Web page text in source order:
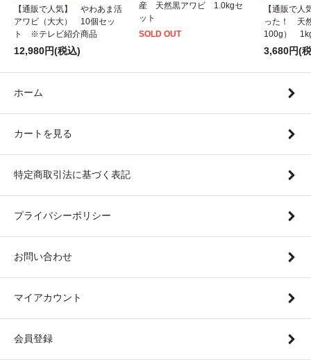
【通販で人気】 やわあま活
アワビ（大大） 10個セッ
ト ※テレビ紹介商品
12,980円(税込)
産 天然黒アワビ 1.0kgセ
ット
SOLD OUT
【通販で
った！ 天
100g）
3,680円(
ホーム
カートを見る
特定商取引法に基づく表記
プライバシーポリシー
お問い合わせ
マイアカウント
会員登録